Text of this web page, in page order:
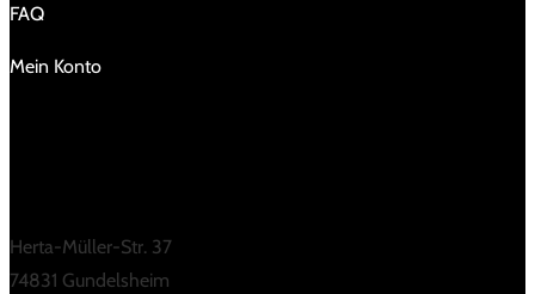
FAQ
Mein Konto
Herta-Müller-Str. 37
74831 Gundelsheim